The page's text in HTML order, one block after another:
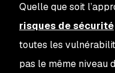
Quelle que soit
risques de sécurité
toutes les
pas le même niveau